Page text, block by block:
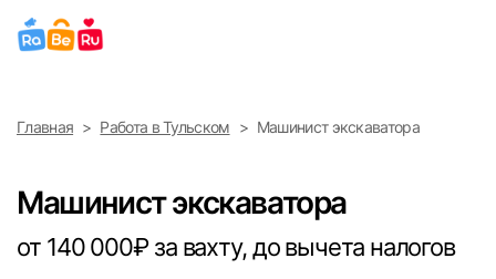
Выберите город
Санкт-Петербург
Главная Работа в Тульском Машинист экскаватора
Машинист экскаватора
от 140 000₽ за вахту, до вычета налогов